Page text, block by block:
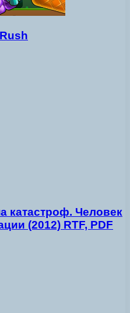
катастроф. Человек
(2012) RTF, PDF